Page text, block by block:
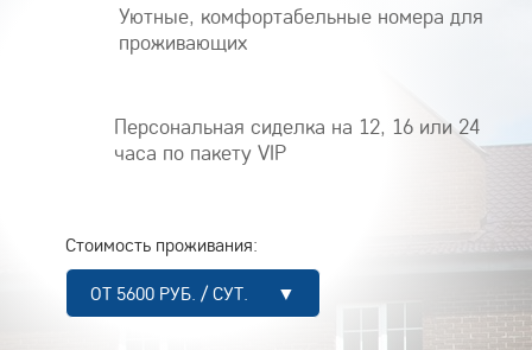
Уютные, комфортабельные номера для
проживающих
Персональная сиделка на 12, 16 или 24
часа по пакету VIP
Стоимость проживания:
ОТ 5600 РУБ. / СУТ. ▼